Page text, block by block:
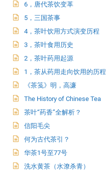
6，唐代茶饮变革
5，三国茶事
4，茶叶饮用方式演变历程
3，茶叶食用历史
2，茶叶药用起源
1，茶从药用走向饮用的历程
《茶笺》明，高濂
The History of Chinese Tea
茶叶“药香”全解析？
信阳毛尖
何为古代茶引？
华茶1号至77号
洗水黄茶（水潦杀青）